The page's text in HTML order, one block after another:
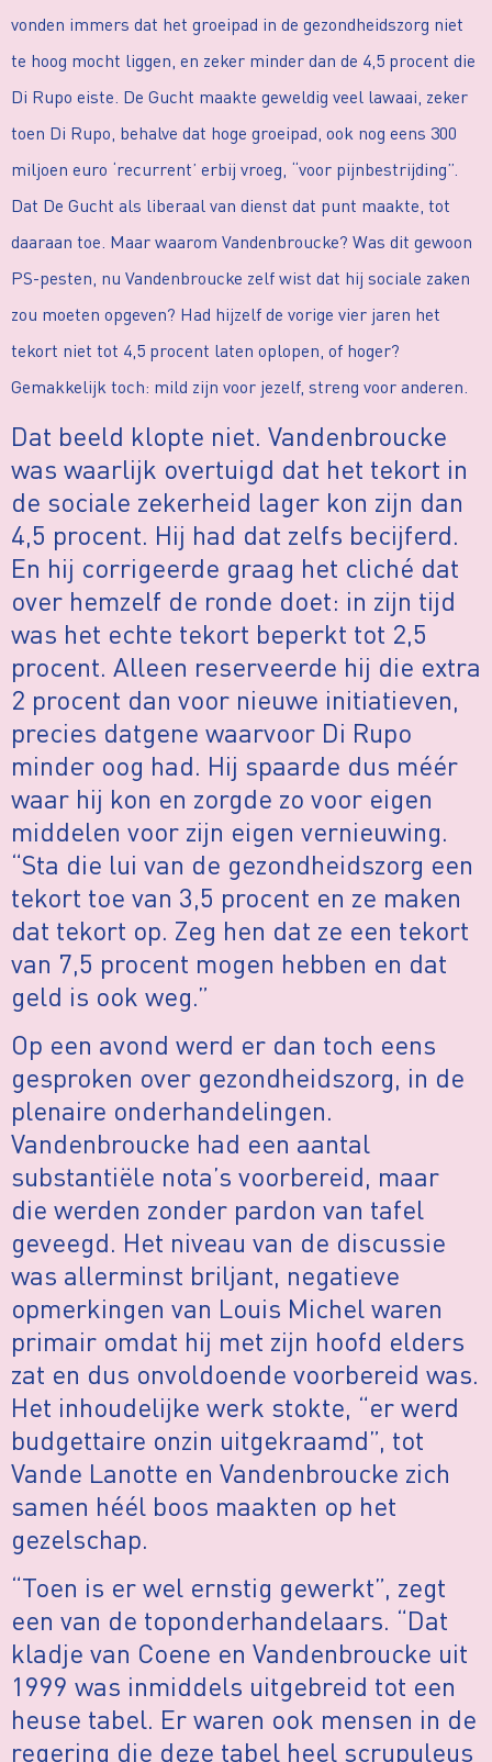
vonden immers dat het groeipad in de gezondheidszorg niet
te hoog mocht liggen, en zeker minder dan de 4,5 procent die
Di Rupo eiste. De Gucht maakte geweldig veel lawaai, zeker
toen Di Rupo, behalve dat hoge groeipad, ook nog eens 300
miljoen euro ‘recurrent’ erbij vroeg, “voor pijnbestrijding”.
Dat De Gucht als liberaal van dienst dat punt maakte, tot
daaraan toe. Maar waarom Vandenbroucke? Was dit gewoon
PS-pesten, nu Vandenbroucke zelf wist dat hij sociale zaken
zou moeten opgeven? Had hijzelf de vorige vier jaren het
tekort niet tot 4,5 procent laten oplopen, of hoger?
Gemakkelijk toch: mild zijn voor jezelf, streng voor anderen.
Dat beeld klopte niet. Vandenbroucke
was waarlijk overtuigd dat het tekort in
de sociale zekerheid lager kon zijn dan
4,5 procent. Hij had dat zelfs becijferd.
En hij corrigeerde graag het cliché dat
over hemzelf de ronde doet: in zijn tijd
was het echte tekort beperkt tot 2,5
procent. Alleen reserveerde hij die extra
2 procent dan voor nieuwe initiatieven,
precies datgene waarvoor Di Rupo
minder oog had. Hij spaarde dus méér
waar hij kon en zorgde zo voor eigen
middelen voor zijn eigen vernieuwing.
“Sta die lui van de gezondheidszorg een
tekort toe van 3,5 procent en ze maken
dat tekort op. Zeg hen dat ze een tekort
van 7,5 procent mogen hebben en dat
geld is ook weg.”
Op een avond werd er dan toch eens
gesproken over gezondheidszorg, in de
plenaire onderhandelingen.
Vandenbroucke had een aantal
substantiële nota’s voorbereid, maar
die werden zonder pardon van tafel
geveegd. Het niveau van de discussie
was allerminst briljant, negatieve
opmerkingen van Louis Michel waren
primair omdat hij met zijn hoofd elders
zat en dus onvoldoende voorbereid was.
Het inhoudelijke werk stokte, “er werd
budgettaire onzin uitgekraamd”, tot
Vande Lanotte en Vandenbroucke zich
samen héél boos maakten op het
gezelschap.
“Toen is er wel ernstig gewerkt”, zegt
een van de toponderhandelaars. “Dat
kladje van Coene en Vandenbroucke uit
1999 was inmiddels uitgebreid tot een
heuse tabel. Er waren ook mensen in de
regering die deze tabel heel scrupuleus